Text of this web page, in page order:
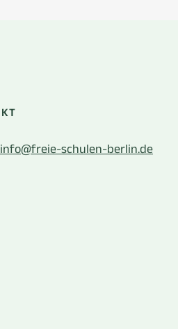
info@freie-schulen-berlin.de